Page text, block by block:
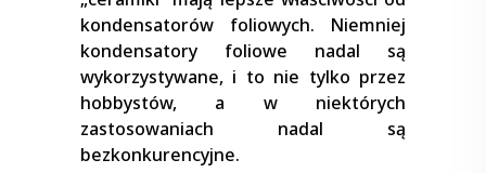
kondensatorów foliowych. Niemniej
kondensatory foliowe nadal są
wykorzystywane, i to nie tylko przez
hobbystów, a w niektórych
zastosowaniach nadal są
bezkonkurencyjne.